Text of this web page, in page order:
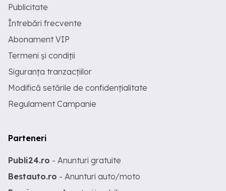
Publicitate
Întrebări frecvente
Abonament VIP
Termeni și condiții
Siguranța tranzacțiilor
Modifică setările de confidențialitate
Regulament Campanie
Parteneri
Publi24.ro - Anunturi gratuite
Bestauto.ro - Anunturi auto/moto